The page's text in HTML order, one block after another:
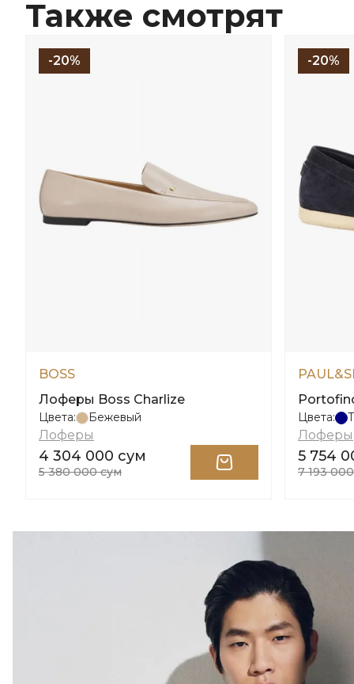
Также смотрят
-20%
BOSS
Лоферы Boss Charlize
Цвета: Бежевый
Лоферы
4 304 000 сум
5 380 000 сум
-20%
Цвета:
Лоферы
5 754
7 193